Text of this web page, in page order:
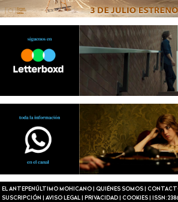
EL ANTEPENÚLTIMO MOHICANO QUIÉNES SOMOS
SUSCRIPCIÓN
AVISO LEGAL| PRIVACIDAD| COOKIES| ISSN: